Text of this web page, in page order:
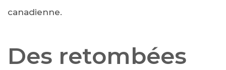
canadienne.
Des retombées